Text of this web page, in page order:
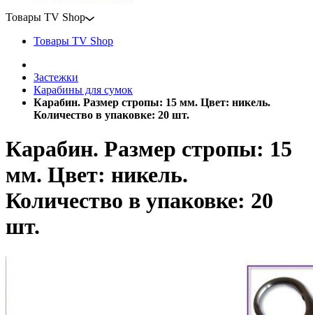
Товары TV Shop
Товары TV Shop
Застежки
Карабины для сумок
Карабин. Размер стропы: 15 мм. Цвет: никель.
Количество в упаковке: 20 шт.
Карабин. Размер стропы: 15
мм. Цвет: никель.
Количество в упаковке: 20
шт.